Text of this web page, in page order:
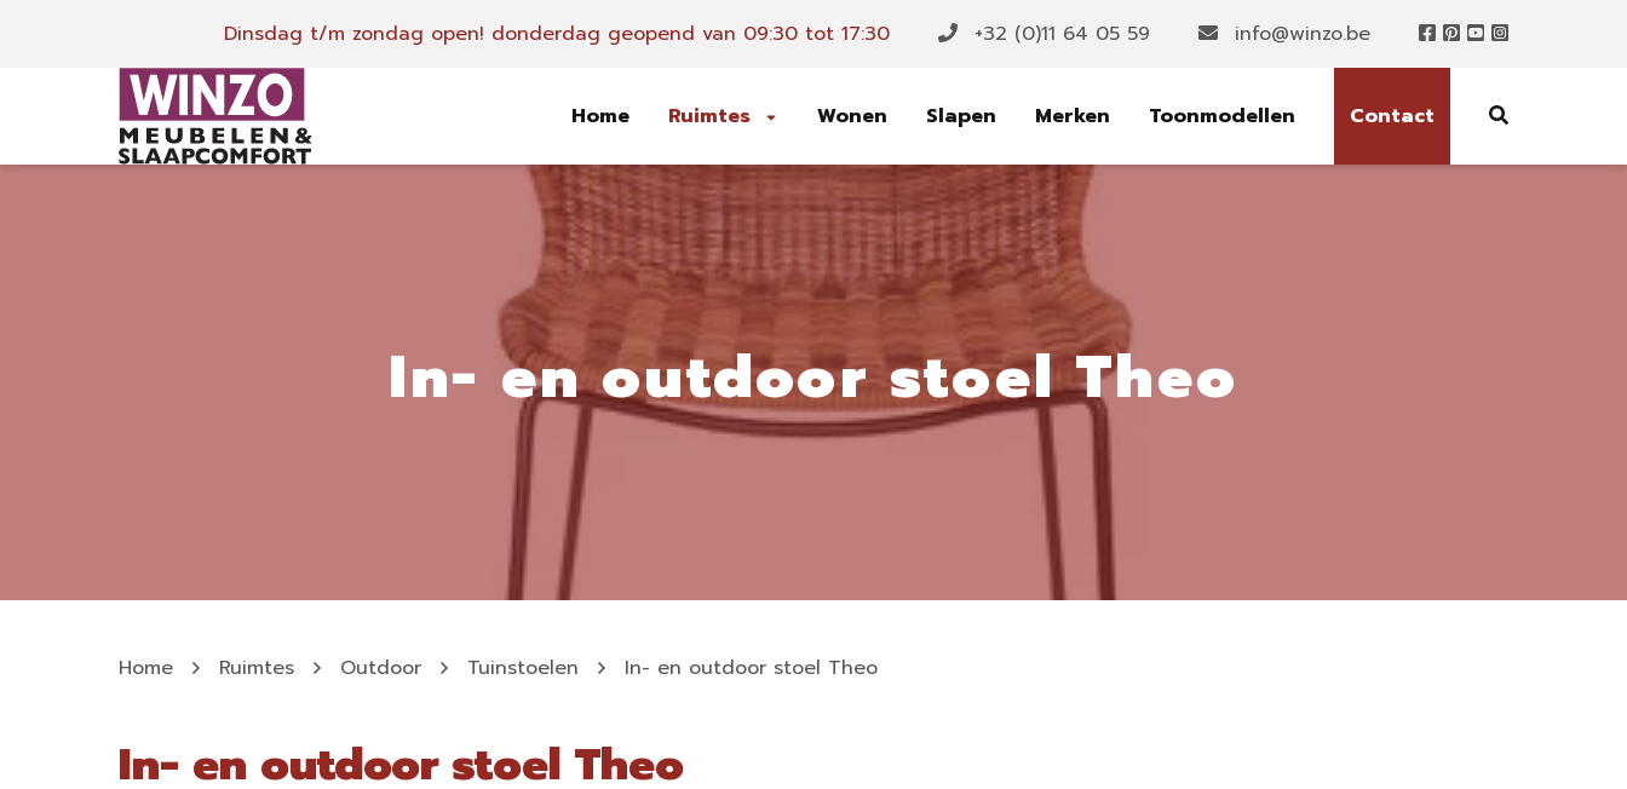
Dinsdag t/m zondag open! donderdag geopend van 09:30 tot 17:30 +32 (0)11 64 05 59 info@winzo.be
Home Ruimtes Wonen Slapen Merken Toonmodellen Contact
In- en outdoor stoel Theo
Home Ruimtes Outdoor Tuinstoelen In- en outdoor stoel Theo
In- en outdoor stoel Theo